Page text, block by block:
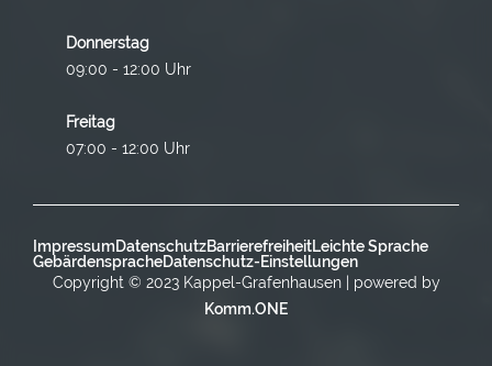
Donnerstag
09:00 - 12:00 Uhr
Freitag
07:00 - 12:00 Uhr
ImpressumDatenschutzBarrierefreiheitLeichte Sprache
GebärdenspracheDatenschutz-Einstellungen
Copyright © 2023 Kappel-Grafenhausen | powered by
Komm.ONE